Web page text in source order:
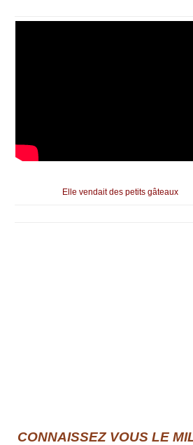
Elle vendait des petits gâteaux
CONNAISSEZ VOUS LE